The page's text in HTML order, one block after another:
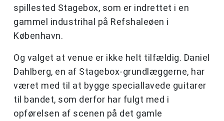
spillested Stagebox, som er indrettet i en
gammel industrihal på Refshaleøen i
København.
Og valget at venue er ikke helt tilfældig. Daniel
Dahlberg, en af Stagebox-grundlæggerne, har
været med til at bygge speciallavede guitarer
til bandet, som derfor har fulgt med i
opførelsen af scenen på det gamle